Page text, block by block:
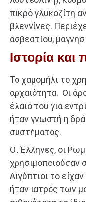
πικρό γλυκοζίτη
βλεννίνες.
ασβεστίου,
Ιστορία
Το χαμομήλι το
αρχαιότητα. Οι
έλαιό του για
ήταν γνωστή η
συστήματος.
Οι Έλληνες, οι
χρησιμοποιούσαν
Αιγύπτιοι το
ήταν ιατρός των